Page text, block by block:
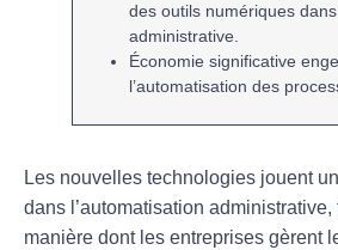
des outils numériques
administrative.
Économie significative
l’automatisation des
Les nouvelles technologies jouent
dans l’automatisation administrative,
manière dont les entreprises gèrent